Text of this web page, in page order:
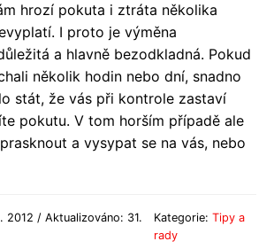
hrozí pokuta i ztráta několika
I proto je výměna
a hlavně bezodkladná. Pokud
několik hodin nebo dní, snadno
stát, že vás při kontrole zastaví
pokutu. V tom horším případě ale
a vysypat se na vás, nebo
2012 / Aktualizováno: 31.
Kategorie:Tipy a
rady